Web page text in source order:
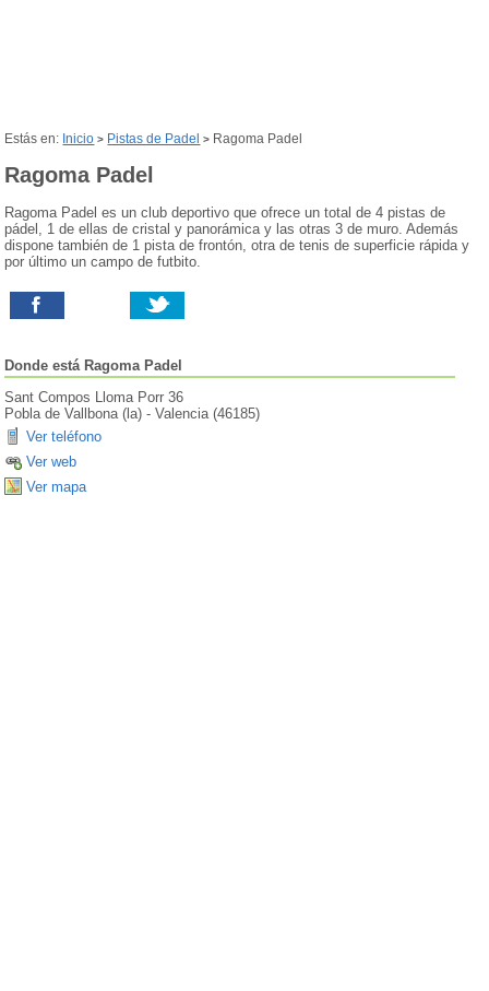
Estás en: Inicio > Pistas de Padel > Ragoma Padel
Ragoma Padel
Ragoma Padel es un club deportivo que ofrece un total de 4 pistas de
pádel, 1 de ellas de cristal y panorámica y las otras 3 de muro. Además
dispone también de 1 pista de frontón, otra de tenis de superficie rápida y
por último un campo de futbito.
Donde está Ragoma Padel
Sant Compos Lloma Porr 36
Pobla de Vallbona (la) -Valencia(46185)
Ver teléfono
Ver web
Ver mapa